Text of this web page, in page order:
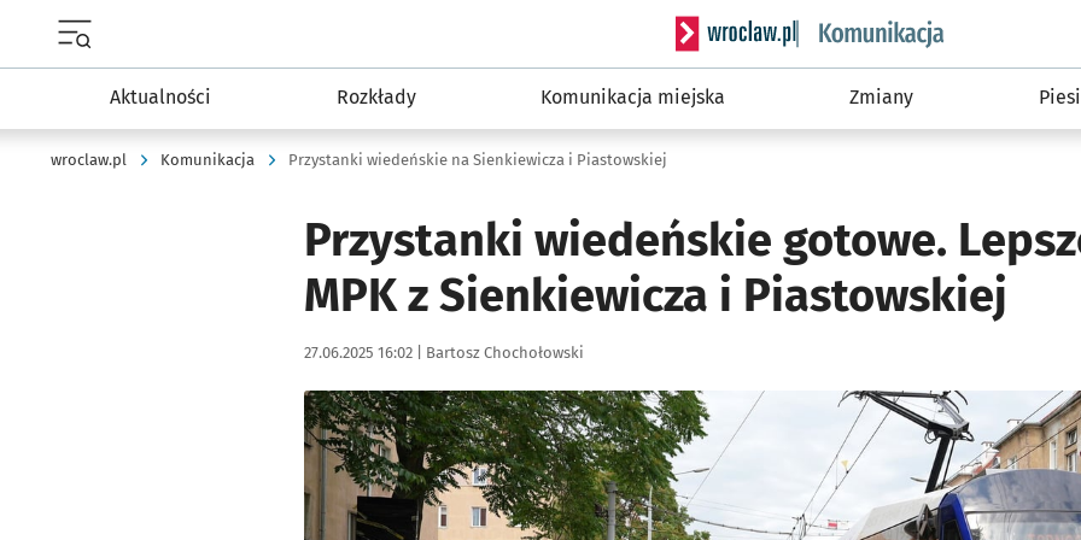
Serwis informacyjny wroclaw.pl podserwis:
Aktualności Rozkłady Komunikacja miejska Zmiany Piesi
wroclaw.pl Komunikacja Przystanki wiedeńskie na Sienkiewicza i Piastowskiej
Przystanki wiedeńskie gotowe.
MPK z Sienkiewicza i Piastowskiej
Data publikacji:
27.06.2025 16:02 | Autor:
Bartosz Chochołowski
Kliknij, aby zobaczyć galerię